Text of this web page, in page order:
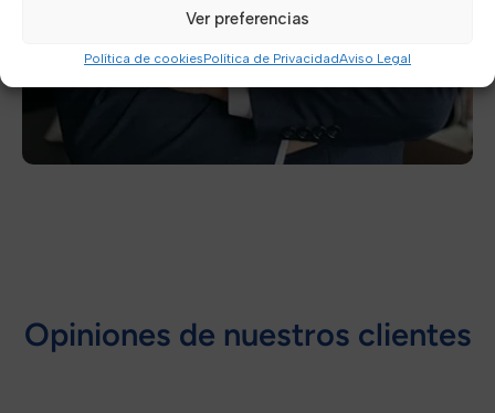
Ver preferencias
Política de cookiesPolítica de PrivacidadAviso Legal
Opiniones de nuestros clientes